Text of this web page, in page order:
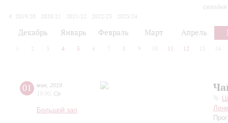
2019/20
2020/21 2021/22 2022/23
2023/24
Декабрь Январь Февраль Март Апрель
2 3 4 5 6 7 8 9 10 11 12 13 14
01 мая 2019
19:00 Ср
Большой зал